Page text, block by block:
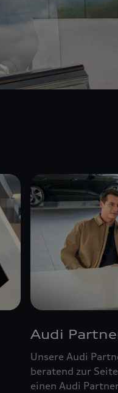
Audi
Unsere Audi
beratend zur
einen Audi